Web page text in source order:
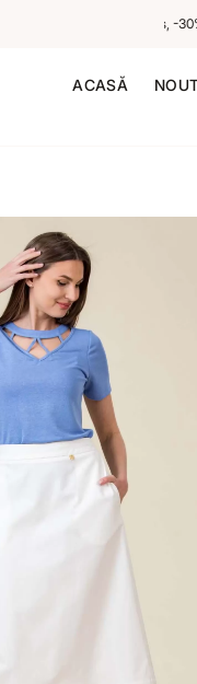
-20% la 1 produs neredus, -30%
ACASĂ